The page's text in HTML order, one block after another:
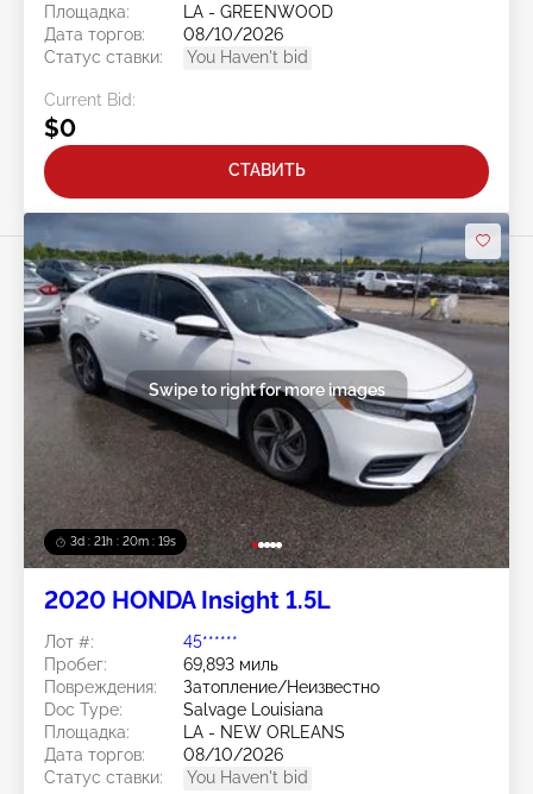
Площадка:
LA - GREENWOOD
Дата торгов:
08/10/2026
Статус ставки:
You Haven't bid
Current Bid:
$0
СТАВИТЬ
3d : 21h : 20m : 15s
Swipe to right for more images
2020 HONDA Insight 1.5L
Лот #:
45******
Пробег:
69,893 миль
Повреждения:
Затопление/Неизвестно
Doc Type:
Salvage Louisiana
Площадка:
LA - NEW ORLEANS
Дата торгов:
08/10/2026
Статус ставки:
You Haven't bid